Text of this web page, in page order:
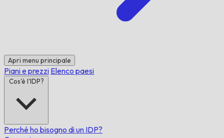
Apri menu principale
Piani e prezzi Elenco paesi
Cos'è l'IDP?
Perché ho bisogno di un IDP?